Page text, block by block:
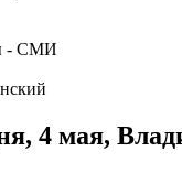
4 мая,